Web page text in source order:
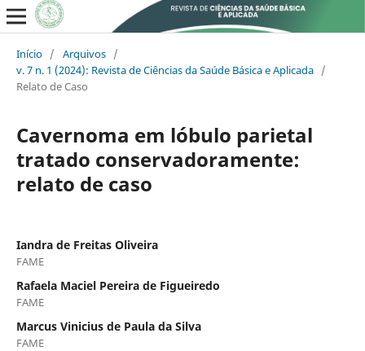
Início / Arquivos /
v. 7 n. 1 (2024): Revista de Ciências da Saúde Básica e Aplicada /
Relato de Caso
Cavernoma em lóbulo parietal
tratado conservadoramente:
relato de caso
Iandra de Freitas Oliveira
FAME
Rafaela Maciel Pereira de Figueiredo
FAME
Marcus Vinicius de Paula da Silva
FAME